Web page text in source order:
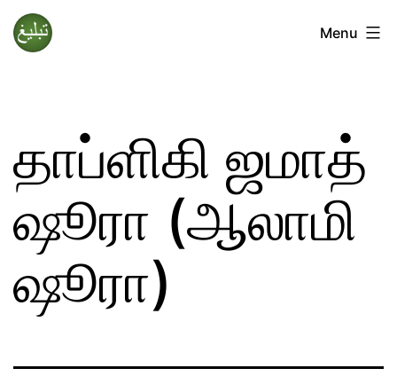
Skip
to
Menu
தாப்ளிகி ஜமாத்
ஷூரா (ஆலாமி
ஷூரா)